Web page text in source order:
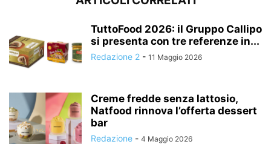
TuttoFood 2026: il Gruppo Callipo
si presenta con tre referenze in...
Redazione 2 - 11 Maggio 2026
Creme fredde senza lattosio,
Natfood rinnova l’offerta dessert
bar
Redazione - 4 Maggio 2026